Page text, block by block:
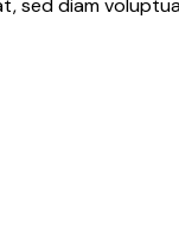
sed diam